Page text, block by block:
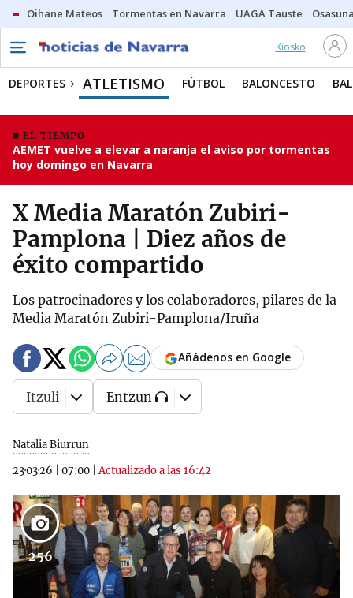
Oihane Mateos Tormentas en Navarra UAGA Tauste
Kiosko
DEPORTES ATLETISMO FÚTBOL BALONCESTO
EL TIEMPO
AEMET vuelve a elevar a naranja el aviso por tormentas
hoy domingo en Navarra
X Media Maratón Zubiri-
Pamplona | Diez años de
éxito compartido
Los patrocinadores y los colaboradores, pilares de la
Media Maratón Zubiri-Pamplona/Iruña
Natalia Biurrun
23·03·26
07:00 |Actualizado a las 16:42
Añádenos en Google
Itzuli Entzun
256